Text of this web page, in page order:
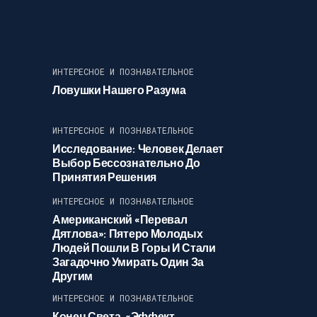
ИНТЕРЕСНОЕ И ПОЗНАВАТЕЛЬНОЕ
Ловушки Нашего Разума
ИНТЕРЕСНОЕ И ПОЗНАВАТЕЛЬНОЕ
Исследование: Человек Делает
Выбор Бессознательно До
Принятия Решения
ИНТЕРЕСНОЕ И ПОЗНАВАТЕЛЬНОЕ
Американский «перевал
Дятлова»: Пятеро Молодых
Людей Пошли В Горы И Стали
Загадочно Умирать Один За
Другим
ИНТЕРЕСНОЕ И ПОЗНАВАТЕЛЬНОЕ